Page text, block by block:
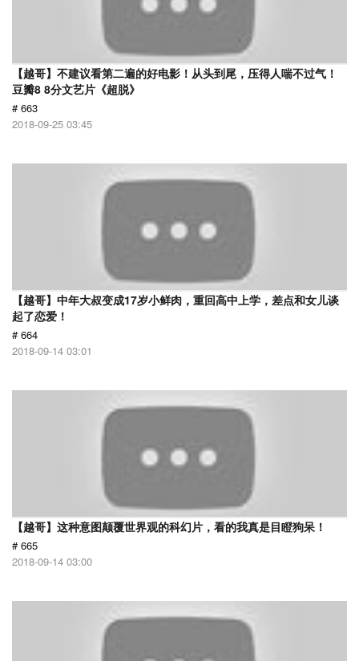
【越哥】不建议看第二遍的好电影！从头到尾，压得人喘不过气！
豆瓣8 8分文艺片《超脱》
# 663
2018-09-25 03:45
【越哥】中年大叔变成17岁小鲜肉，重回高中上学，差点和女儿谈
起了恋爱！
# 664
2018-09-14 03:01
【越哥】这种意图颠覆世界观的科幻片，看的我真是目瞪狗呆！
# 665
2018-09-14 03:00